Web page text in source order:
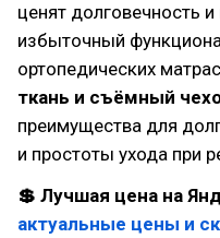
ценят долговечность
избыточный
ортопедических
ткань и съёмный
преимущества для
и простоты ухода при
💲 Лучшая цена на
актуальные цены и